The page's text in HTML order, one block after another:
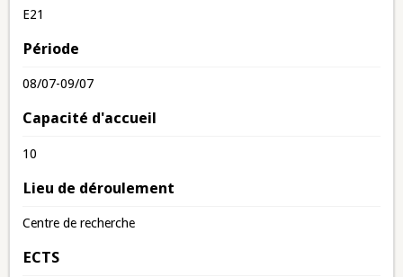
E21
Période
08/07-09/07
Capacité d'accueil
10
Lieu de déroulement
Centre de recherche
ECTS